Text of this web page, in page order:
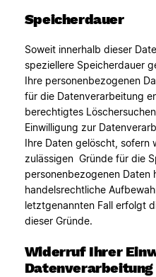
Speicherdauer
Soweit innerhalb dieser
speziellere Speicherdauer
Ihre personenbezogenen
für die Datenverarbeitung
berechtigtes
Einwilligung zur
Ihre Daten gelöscht, sofern
zulässigen Gründe für die
personenbezogenen Daten
handelsrechtliche
letztgenannten Fall erfolgt
dieser Gründe.
Widerruf Ihrer
Datenverarbeitung